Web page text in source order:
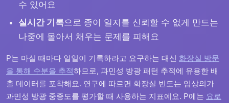
수 있어요
실시간 기록으로 종이 일지를 신뢰할 수 없게 만드는
나중에 몰아서 채우는 문제를 피해요
P는 마실 때마다 일일이 기록하라고 요구하는 대신 화장실 방문
을 통해 수분을 추적하므로, 과민성 방광 패턴 추적에 유용한 배
출 데이터를 포착해요. 연구에 따르면 화장실 빈도는 임상의가
과민성 방광 중증도를 평가할 때 사용하는 지표예요. P에는 요로